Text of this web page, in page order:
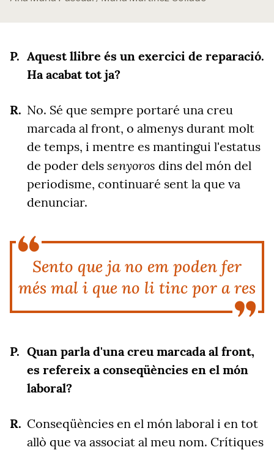
Aquest llibre és un exercici de reparació.
Ha acabat tot ja?
No. Sé que sempre portaré una creu
marcada al front, o almenys durant molt
de temps, i mentre es mantingui l'estatus
de poder dels senyoros dins del món del
periodisme, continuaré sent la que va
denunciar.
Sento que ja no em poden fer
més mal i que no li tinc por a res
Quan parla d'una creu marcada al front,
es refereix a conseqüències en el món
laboral?
Conseqüències en el món laboral i en tot
allò que va associat al meu nom. Crítiques